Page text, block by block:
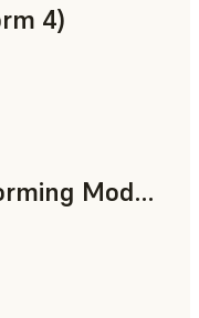
4)
Fast Model Thermoforming Model